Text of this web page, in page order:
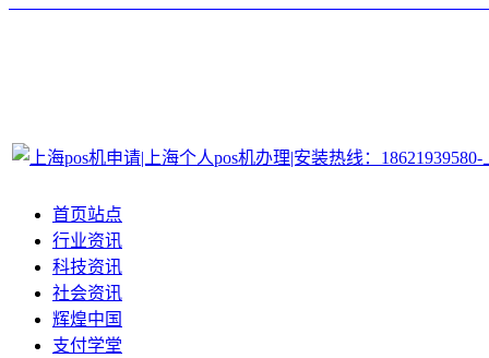
首页站点
行业资讯
科技资讯
社会资讯
辉煌中国
支付学堂